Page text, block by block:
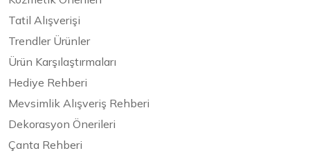
Tatil Alışverişi
Trendler Ürünler
Ürün Karşılaştırmaları
Hediye Rehberi
Mevsimlik Alışveriş Rehberi
Dekorasyon Önerileri
Çanta Rehberi